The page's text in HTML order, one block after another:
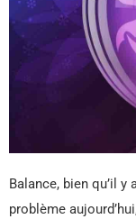
Balance, bien qu’il
problème